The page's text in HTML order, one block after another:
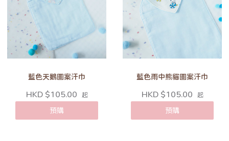
藍色天鵝圖案汗巾
HKD $105.00 起
預購
藍色雨中熊貓圖案汗巾
HKD $105.00 起
預購